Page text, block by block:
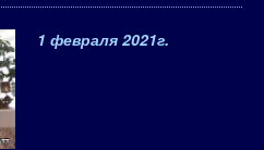
1 февраля 2021г.